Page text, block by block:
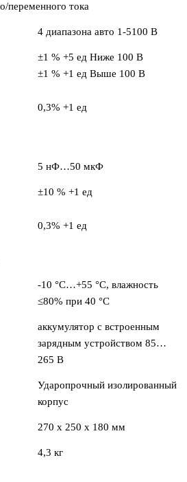
переменного тока
4 диапазона авто 1-5100 В
±1 % +5 ед Ниже 100 В
±1 % +1 ед Выше 100 В
0,3% +1 ед
5 нФ…50 мкФ
±10 % +1 ед
0,3% +1 ед
-10 °C…+55 °C, влажность
≤80% при 40 °C
аккумулятор с встроенным
зарядным устройством 85…
265 В
Ударопрочный изолированный
корпус
270 х 250 х 180 мм
4,3 кг